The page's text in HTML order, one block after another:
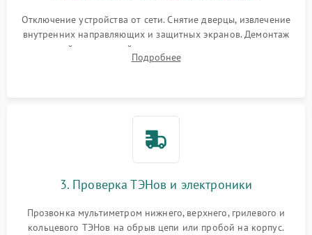
Отключение устройства от сети. Снятие дверцы, извлечение
внутренних направляющих и защитных экранов. Демонтаж
задней или верхней панели для прямого доступа к
нагревательным элементам, плате и вентиляторам.
Подробнее
3. Проверка ТЭНов и электроники
Прозвонка мультиметром нижнего, верхнего, грилевого и
кольцевого ТЭНов на обрыв цепи или пробой на корпус.